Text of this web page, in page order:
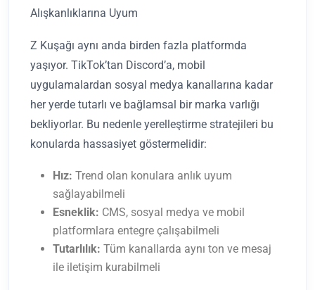
Alışkanlıklarına Uyum
Z Kuşağı aynı anda birden fazla platformda
yaşıyor. TikTok’tan Discord’a, mobil
uygulamalardan sosyal medya kanallarına kadar
her yerde tutarlı ve bağlamsal bir marka varlığı
bekliyorlar. Bu nedenle yerelleştirme stratejileri bu
konularda hassasiyet göstermelidir:
Hız: Trend olan konulara anlık uyum
sağlayabilmeli
Esneklik: CMS, sosyal medya ve mobil
platformlara entegre çalışabilmeli
Tutarlılık: Tüm kanallarda aynı ton ve mesaj
ile iletişim kurabilmeli